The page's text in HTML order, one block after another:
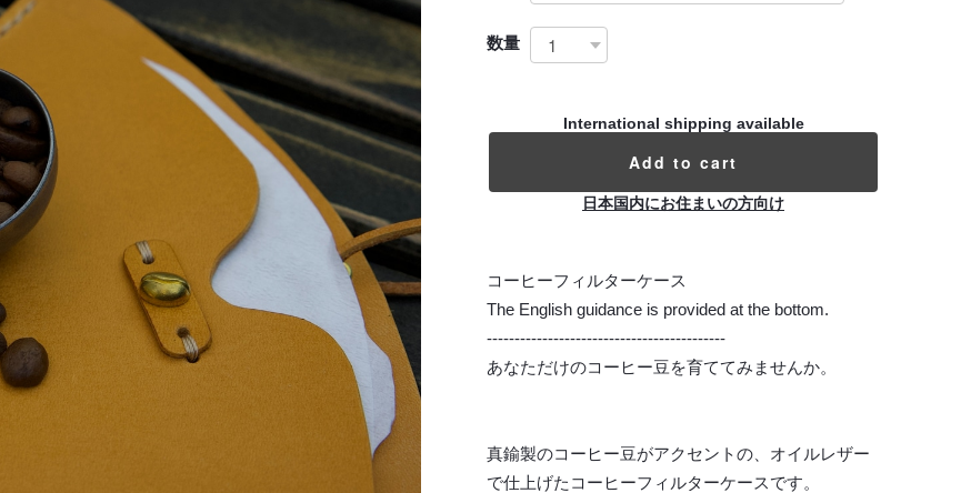
数量
International shipping available
Add to cart
日本国内にお住まいの方向け
コーヒーフィルターケース
The English guidance is provided at the bottom.
-------------------------------------------
あなただけのコーヒー豆を育ててみませんか。
真鍮製のコーヒー豆がアクセントの、オイルレザー
で仕上げたコーヒーフィルターケースです。